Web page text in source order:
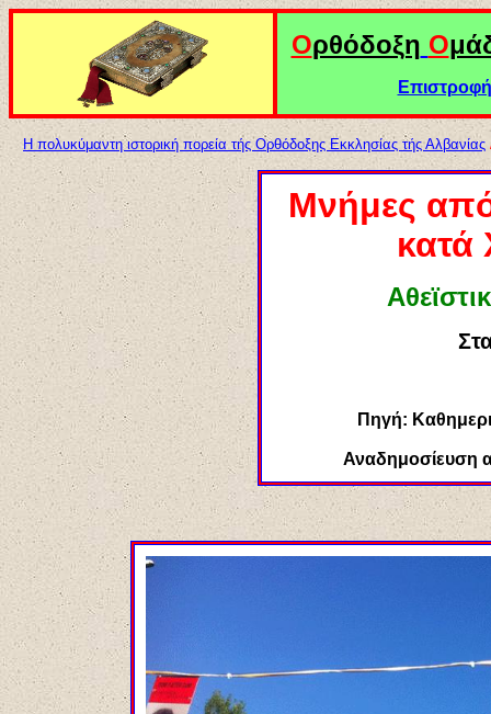
Ορθόδοξη Ο
Η πολυκύμαντη ιστορική πορεία τής Ορθόδοξης Εκκλησίας τής Αλβανίας
Μνήμες από
κατά
Πηγή:
Αναδημοσίευση